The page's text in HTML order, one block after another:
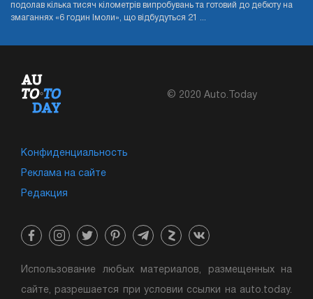
подолав кілька тисяч кілометрів випробувань та готовий до дебюту на
змаганнях «6 годин Імоли», що відбудуться 21 ...
© 2020 Auto.Today
Конфиденциальность
Реклама на сайте
Редакция
Использование любых материалов, размещенных на
сайте, разрешается при условии ссылки на auto.today.